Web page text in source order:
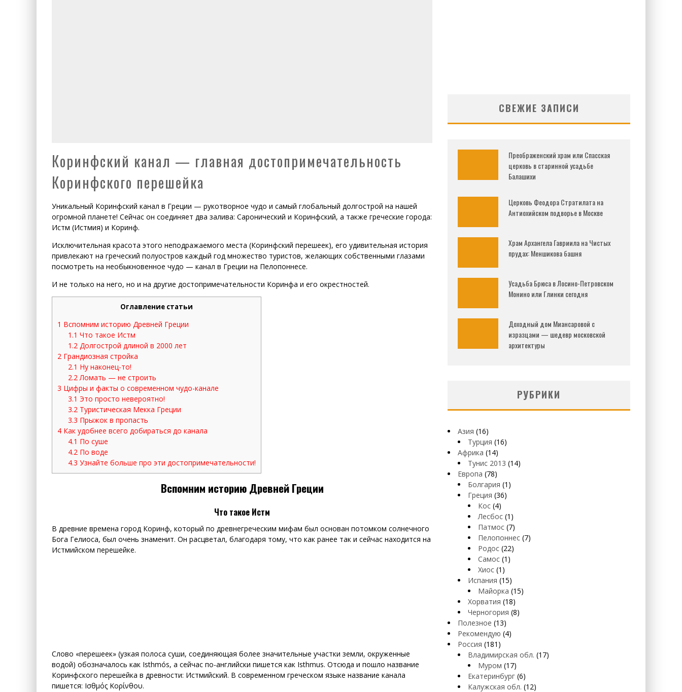
Коринфский канал — главная достопримечательность
Коринфского перешейка
Уникальный Коринфский канал в Греции — рукотворное чудо и самый глобальный долгострой на нашей
огромной планете! Сейчас он соединяет два залива: Саронический и Коринфский, а также греческие города:
Истм (Истмия) и Коринф.
Исключительная красота этого неподражаемого места (Коринфский перешеек), его удивительная история
привлекают на греческий полуостров каждый год множество туристов, желающих собственными глазами
посмотреть на необыкновенное чудо — канал в Греции на Пелопоннесе.
И не только на него, но и на другие достопримечательности Коринфа и его окрестностей.
Оглавление статьи
1 Вспомним историю Древней Греции
1.1 Что такое Истм
1.2 Долгострой длиной в 2000 лет
2 Грандиозная стройка
2.1 Ну наконец-то!
2.2Ломать — не строить
3 Цифры и факты о современном чудо-канале
3.1 Это просто невероятно!
3.2 Туристическая Мекка Греции
3.3 Прыжок в пропасть
4 Как удобнее всего добираться до канала
4.1 По суше
4.2 По воде
4.3 Узнайте больше про эти достопримечательности!
Вспомним историю Древней Греции
Что такое Истм
В древние времена город Коринф, который по древнегреческим мифам был основан потомком солнечного
Бога Гелиоса, был очень знаменит. Он расцветал, благодаря тому, что как ранее так и сейчас находится на
Истмийском перешейке.
Слово «перешеек» (узкая полоса суши, соединяющая более значительные участки земли, окруженные
водой) обозначалось как Isthmós, а сейчас по-английски пишется как Isthmus. Отсюда и пошло название
Коринфского перешейка в древности: Истмийский. В современном греческом языке название канала
пишется: Ισθμός Κορίνθου.
СВЕЖИЕ ЗАПИСИ
Преображенский храм или Спасская
церковь в старинной усадьбе
Балашихи
Церковь Феодора Стратилата на
Антиохийском подворье в Москве
Храм Архангела Гавриила на Чистых
прудах: Меншикова башня
Усадьба Брюса в Лосино-Петровском
Монино или Глинки сегодня
Доходный дом Миансаровой с
изразцами — шедевр московской
архитектуры
РУБРИКИ
Азия (16)
Турция (16)
Африка (14)
Тунис 2013 (14)
Европа (78)
Болгария (1)
Греция (36)
Кос (4)
Лесбос (1)
Патмос (7)
Пелопоннес (7)
Родос (22)
Самос (1)
Хиос (1)
Испания (15)
Майорка (15)
Хорватия (18)
Черногория (8)
Полезное (13)
Рекомендую (4)
Россия (181)
Владимирская обл. (17)
Муром (17)
Екатеринбург (6)
Калужская обл. (12)